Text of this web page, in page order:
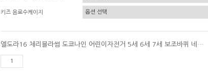
키즈 음료수케이지
엘도라16 체리블라썸 도쿄나인 어린이자전거 5세 6세 7세 보조바퀴 네발자전거